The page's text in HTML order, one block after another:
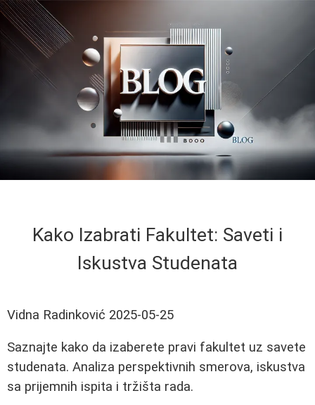
Kako Izabrati Fakultet: Saveti i
Iskustva Studenata
Vidna Radinković 2025-05-25
Saznajte kako da izaberete pravi fakultet uz savete
studenata. Analiza perspektivnih smerova, iskustva
sa prijemnih ispita i tržišta rada.